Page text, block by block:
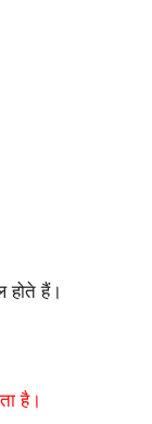
होते हैं।
है।